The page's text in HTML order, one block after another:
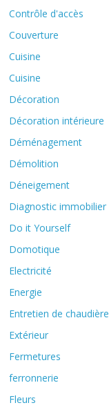
Contrôle d'accès
Couverture
Cuisine
Cuisine
Décoration
Décoration intérieure
Déménagement
Démolition
Déneigement
Diagnostic immobilier
Do it Yourself
Domotique
Electricité
Energie
Entretien de chaudière
Extérieur
Fermetures
ferronnerie
Fleurs